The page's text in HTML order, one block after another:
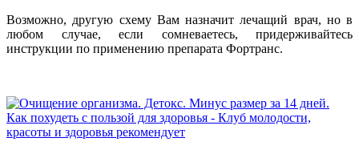
Возможно, другую схему Вам назначит лечащий врач, но в
любом случае, если сомневаетесь, придерживайтесь
инструкции по применению препарата Фортранс.